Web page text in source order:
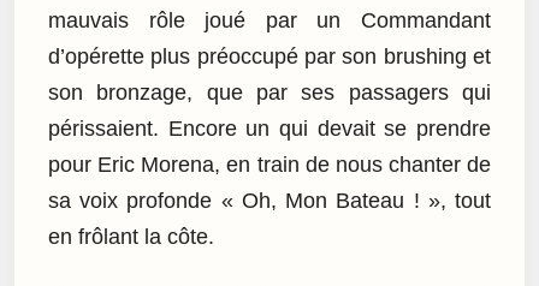
mauvais rôle joué par un Commandant
d’opérette plus préoccupé par son brushing et
son bronzage, que par ses passagers qui
périssaient. Encore un qui devait se prendre
pour Eric Morena, en train de nous chanter de
sa voix profonde « Oh, Mon Bateau ! », tout
en frôlant la côte.